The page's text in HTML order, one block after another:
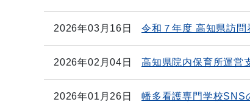
2026年03月16日 令和７年度 高知県訪
2026年02月04日 高知県院内保育所運営
2026年01月26日 幡多看護専門学校SNS